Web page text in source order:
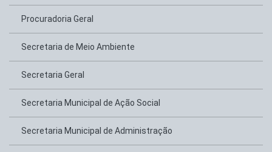
Procuradoria Geral
Secretaria de Meio Ambiente
Secretaria Geral
Secretaria Municipal de Ação Social
Secretaria Municipal de Administração